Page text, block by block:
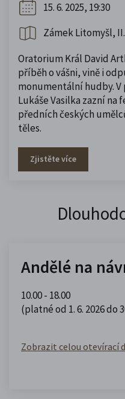
15. 6. 2025, 19:30
Zámek Litomyšl,
Oratorium Král David
příběh o vášni, vině i
monumentální hudby.
Lukáše Vasilka zazní
předních českých
těles.
Zjistěte více
Andělé na
10.00 - 18.00
(platné od 1. 6. 2026 do
Zobrazit celou otevírací